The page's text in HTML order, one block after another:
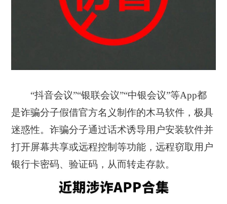
“抖音会议”“银联会议”“中银会议”等App都
是诈骗分子假借官方名义制作的木马软件，极具
迷惑性。诈骗分子通过话术诱导用户安装软件并
打开屏幕共享或远程控制等功能，远程窃取用户
银行卡密码、验证码，从而转走存款。